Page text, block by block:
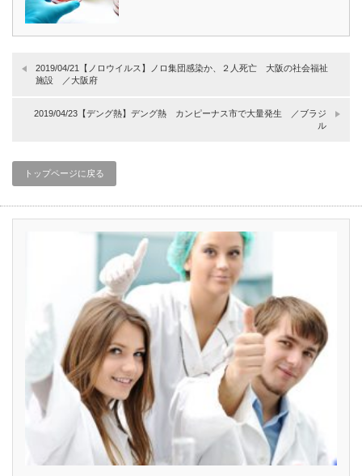
2019/04/21【ノロウイルス】ノロ集団感染か、２人死亡 大阪の社会福祉
施設 ／大阪府
2019/04/23【デング熱】デング熱 カンピーナス市で大量発生 ／ブラジ
ル
トップページに戻る